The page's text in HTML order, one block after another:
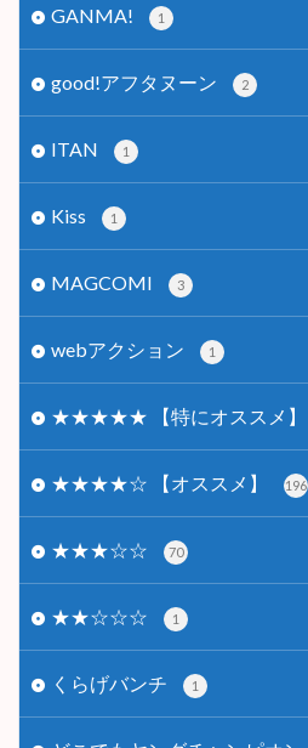
GANMA! 1
good!アフタヌーン 2
ITAN 1
Kiss 1
MAGCOMI 3
webアクション 1
★★★★★ 【特にオススメ】
★★★★☆ 【オススメ】 196
★★★☆☆ 70
★★☆☆☆ 1
くらげバンチ 1